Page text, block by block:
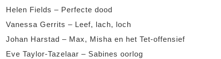
Helen Fields – Perfecte dood
Vanessa Gerrits – Leef, lach, loch
Johan Harstad – Max, Misha en het Tet-offensief
Eve Taylor-Tazelaar – Sabines oorlog